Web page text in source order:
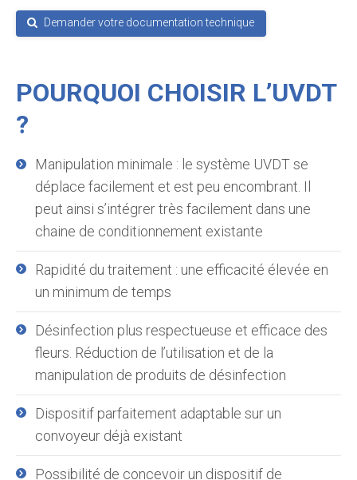
Demander votre documentation technique
POURQUOI CHOISIR L’UVDT
?
Manipulation minimale : le système UVDT se
déplace facilement et est peu encombrant. Il
peut ainsi s’intégrer très facilement dans une
chaine de conditionnement existante
Rapidité du traitement : une efficacité élevée en
un minimum de temps
Désinfection plus respectueuse et efficace des
fleurs. Réduction de l’utilisation et de la
manipulation de produits de désinfection
Dispositif parfaitement adaptable sur un
convoyeur déjà existant
Possibilité de concevoir un dispositif de